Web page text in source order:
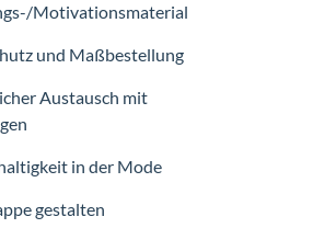
Motivationsmaterial
und Maßbestellung
Austausch mit
in der Mode
gestalten